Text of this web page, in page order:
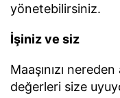
yönetebilirsiniz.
İşiniz ve siz
Maaşınızı
değerleri size